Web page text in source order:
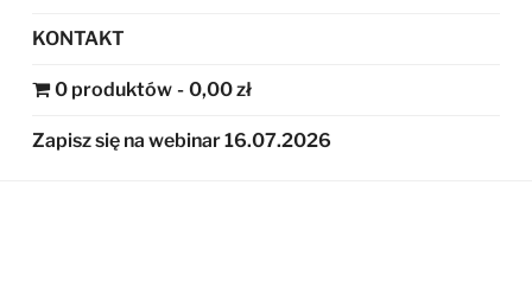
KONTAKT
0 produktów 0,00 zł
Zapisz się na webinar 16.07.2026